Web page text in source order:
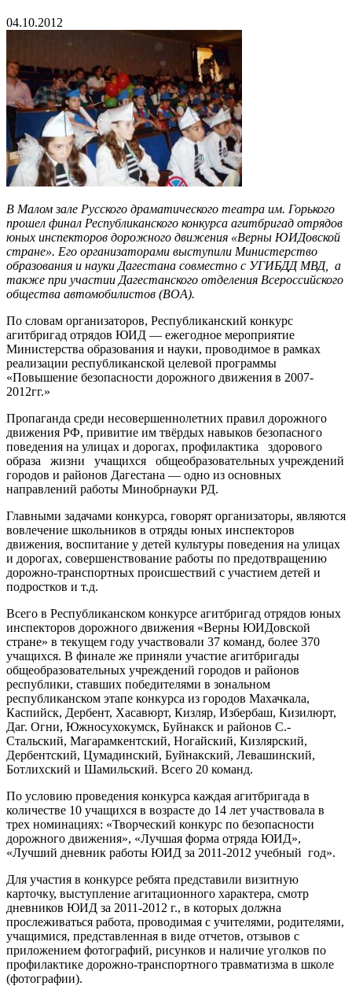
04.10.2012
В Малом зале Русского драматического театра им. Горького
прошел финал Республиканского конкурса агитбригад отрядов
юных инспекторов дорожного движения «Верны ЮИДовской
стране». Его организаторами выступили Министерство
образования и науки Дагестана совместно с УГИБДД МВД, а
также при участии Дагестанского отделения Всероссийского
общества автомобилистов (BOA).
По словам организаторов, Республиканский конкурс
агитбригад отрядов ЮИД — ежегодное мероприятие
Министерства образования и науки, проводимое в рамках
реализации республиканской целевой программы
«Повышение безопасности дорожного движения в 2007-
2012гг.»
Пропаганда среди несовершеннолетних правил дорожного
движения РФ, привитие им твёрдых навыков безопасного
поведения на улицах и дорогах, профилактика здорового
образа жизни учащихся общеобразовательных учреждений
городов и районов Дагестана — одно из основных
направлений работы Минобрнауки РД.
Главными задачами конкурса, говорят организаторы, являются
вовлечение школьников в отряды юных инспекторов
движения, воспитание у детей культуры поведения на улицах
и дорогах, совершенствование работы по предотвращению
дорожно-транспортных происшествий с участием детей и
подростков и т.д.
Всего в Республиканском конкурсе агитбригад отрядов юных
инспекторов дорожного движения «Верны ЮИДовской
стране» в текущем году участвовали 37 команд, более 370
учащихся. В финале же приняли участие агитбригады
общеобразовательных учреждений городов и районов
республики, ставших победителями в зональном
республиканском этапе конкурса из городов Махачкала,
Каспийск, Дербент, Хасавюрт, Кизляр, Избербаш, Кизилюрт,
Даг. Огни, Южносухокумск, Буйнакск и районов С.-
Стальский, Магарамкентский, Ногайский, Кизлярский,
Дербентский, Цумадинский, Буйнакский, Левашинский,
Ботлихский и Шамильский. Всего 20 команд.
По условию проведения конкурса каждая агитбригада в
количестве 10 учащихся в возрасте до 14 лет участвовала в
трех номинациях: «Творческий конкурс по безопасности
дорожного движения», «Лучшая форма отряда ЮИД»,
«Лучший дневник работы ЮИД за 2011-2012 учебный год».
Для участия в конкурсе ребята представили визитную
карточку, выступление агитационного характера, смотр
дневников ЮИД за 2011-2012 г., в которых должна
прослеживаться работа, проводимая с учителями, родителями,
учащимися, представленная в виде отчетов, отзывов с
приложением фотографий, рисунков и наличие уголков по
профилактике дорожно-транспортного травматизма в школе
(фотографии).